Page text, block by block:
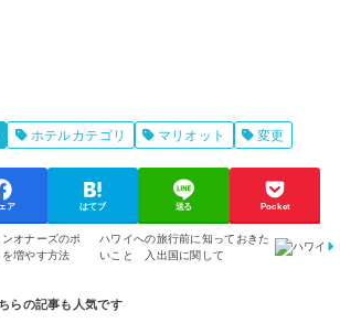
ホテルカテゴリ マリオット 変更
ア はてブ 送る Pocket
ンオナーズのポ
を増やす方法
ハワイへの旅行前に知っておきた
いこと 入出国に関して